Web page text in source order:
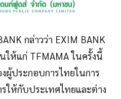
กล่าวว่า EXIM BANK
ห้แก่ TFMAMA ในครั้งนี้
ผู้ประกอบการไทยในการ
ให้กับประเทศไทยและต่าง